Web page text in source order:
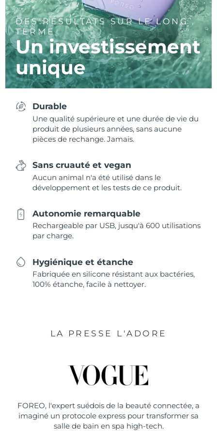
DES RÉSULTATS SUR LE LONG
TERME
Un investissement
unique
Durable
Une qualité supérieure et une durée de vie du
produit de plusieurs années, sans aucune
pièces de rechange. Jamais.
Sans cruauté et vegan
Aucun animal n'a été utilisé dans le
développement et les tests de ce produit.
Autonomie remarquable
Rechargeable par USB, jusqu'à 600 utilisations
par charge.
Hygiénique et étanche
Fabriquée en silicone résistant aux bactéries,
100% étanche, facile à nettoyer.
LA PRESSE L'ADORE
FOREO, l'expert suédois de la beauté connectée, a
imaginé un protocole express pour transformer sa
salle de bain en spa high-tech.